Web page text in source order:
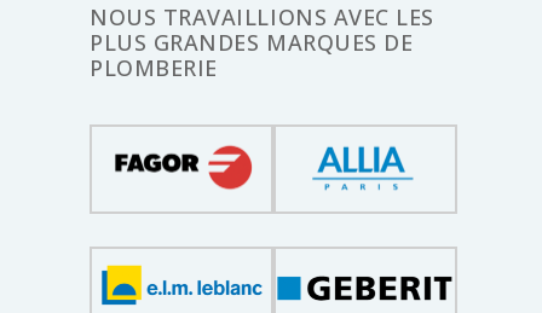
NOUS TRAVAILLIONS AVEC LES
PLUS GRANDES MARQUES DE
PLOMBERIE